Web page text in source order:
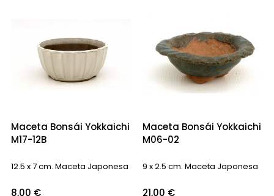
Maceta Bonsái Yokkaichi
M17-12B
12.5 x 7 cm. Maceta Japonesa
Precio
8,00 €
Maceta Bonsái Yokkaichi
M06-02
9 x 2.5 cm. Maceta Japonesa
Precio
21,00 €